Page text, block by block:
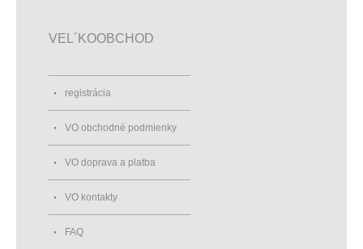
VEL´KOOBCHOD
registrácia
VO obchodné podmienky
VO doprava a platba
VO kontakty
FAQ